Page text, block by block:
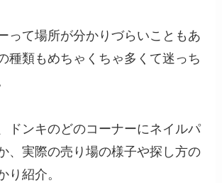
って場所が分かりづらいこともあ
種類もめちゃくちゃ多くて迷っち
ドンキのどのコーナーにネイルパ
、実際の売り場の様子や探し方の
り紹介。